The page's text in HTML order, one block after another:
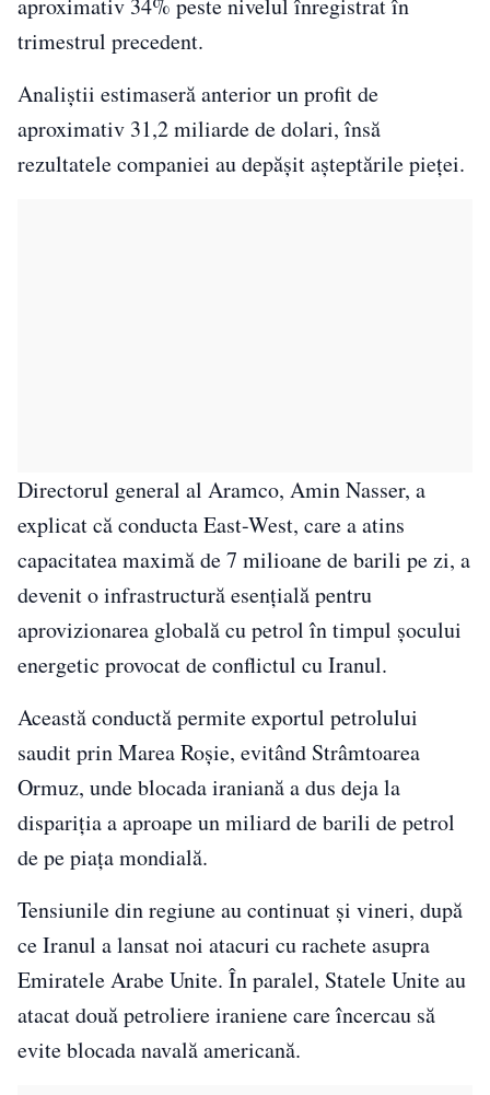
aproximativ 34% peste nivelul înregistrat în
trimestrul precedent.
Analiştii estimaseră anterior un profit de
aproximativ 31,2 miliarde de dolari, însă
rezultatele companiei au depăşit aşteptările pieţei.
Directorul general al Aramco, Amin Nasser, a
explicat că conducta East-West, care a atins
capacitatea maximă de 7 milioane de barili pe zi, a
devenit o infrastructură esenţială pentru
aprovizionarea globală cu petrol în timpul şocului
energetic provocat de conflictul cu Iranul.
Această conductă permite exportul petrolului
saudit prinMarea Roşie, evitând Strâmtoarea
Ormuz, unde blocada iraniană a dus deja la
dispariţia a aproape un miliard de barili de petrol
de pe piaţa mondială.
Tensiunile din regiune au continuat şi vineri, după
ce Iranul a lansat noi atacuri cu rachete asupra
Emiratele Arabe Unite. În paralel, Statele Unite au
atacat două petroliere iraniene care încercau să
evite blocada navală americană.